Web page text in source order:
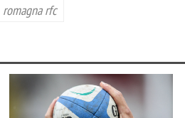
romagna rfc